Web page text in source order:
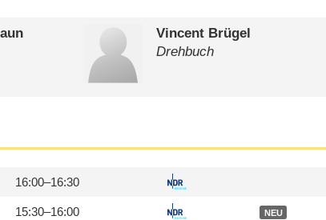
Vincent Brügel
Drehbuch
16:00–16:30
15:30–16:00 NEU